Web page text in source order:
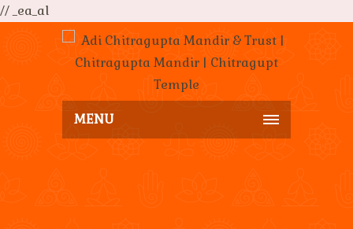
// _ea_al
MENU